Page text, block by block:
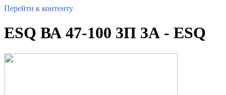
Перейти к контенту
ESQ ВА 47-100 3П 3А - ESQ